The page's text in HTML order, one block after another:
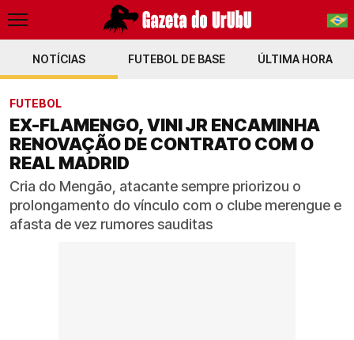
PT-BR
NOTÍCIAS FUTEBOL DE BASE ÚLTIMA HORA
FUTEBOL
EX-FLAMENGO, VINI JR ENCAMINHA
RENOVAÇÃO DE CONTRATO COM O
REAL MADRID
Cria do Mengão, atacante sempre priorizou o
prolongamento do vínculo com o clube merengue e
afasta de vez rumores sauditas